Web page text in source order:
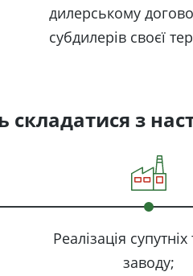
дилерському
субдилерів своєї
складатися з
Реалізація
заводу;